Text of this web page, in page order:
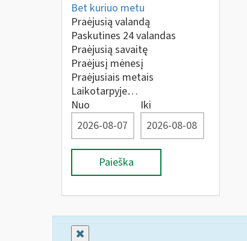
Bet kuriuo metu
Praėjusią valandą
Paskutines 24 valandas
Praėjusią savaitę
Praėjusį mėnesį
Praėjusiais metais
Laikotarpyje…
Nuo
Iki
Paieška